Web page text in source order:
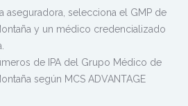
aseguradora, selecciona el GMP de
y un médico credencializado
de IPA del Grupo Médico de
según MCS ADVANTAGE